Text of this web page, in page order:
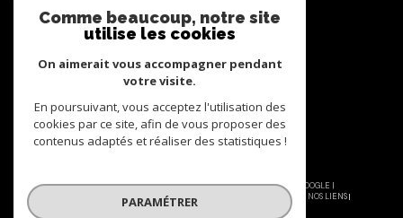
PROPRIÉTAIRE
Se connecter
© 2026 | TOUS DROITS RÉSERVÉS | TRADUCTION POWERED BY GOOGLE |
PLAN DU SITE MENTIONS LÉGALES ADMIN
NOS LIENS
POLITIQUE RGPD
Comme beaucoup, notre site
utilise les cookies
On aimerait vous accompagner pendant
votre visite.
En poursuivant, vous acceptez l'utilisation des
cookies par ce site, afin de vous proposer des
contenus adaptés et réaliser des statistiques !
PARAMÉTRER